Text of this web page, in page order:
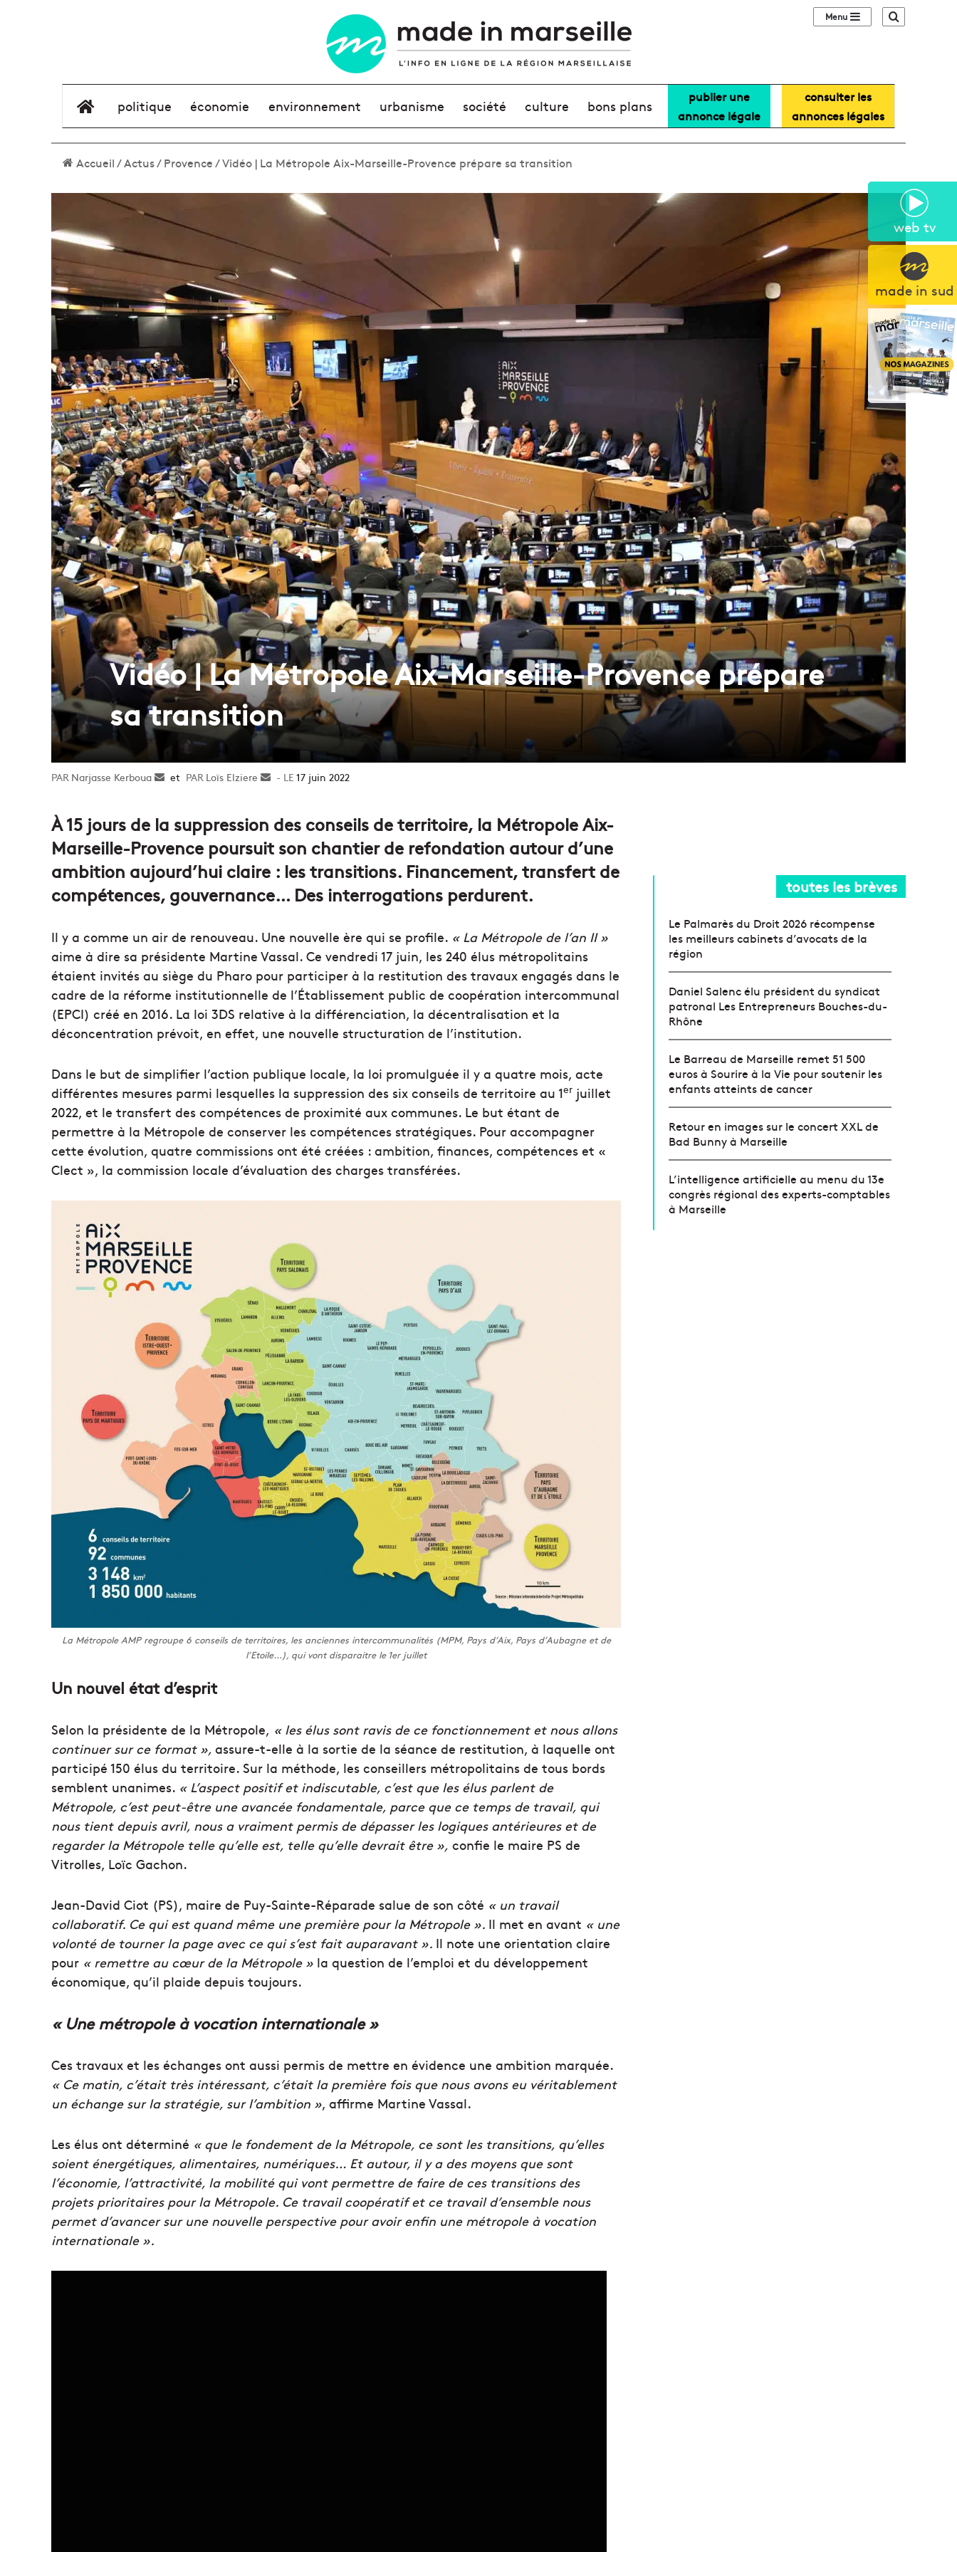
web tv
made in sud
Sidebar (barre
élément de menu
politique économie environnement urbanisme société culture bons plans
publier une
annonce légale
consulter les
annonces légales
Accueil/Actus/Provence/Vidéo | La Métropole Aix-Marseille-Provence prépare sa transition
Vidéo | La Métropole Aix-Marseille-Provence prépare
sa transition
Narjasse Kerboua
Envoyer
et Loïs Elziere
Envoyer17 juin 2022
À 15 jours de la suppression des conseils de territoire, la Métropole Aix-
Marseille-Provence poursuit son chantier de refondation autour d’une
ambition aujourd’hui claire : les transitions. Financement, transfert de
compétences, gouvernance… Des interrogations perdurent.
Il y a comme un air de renouveau. Une nouvelle ère qui se profile. « La Métropole de l’an II »
aime à dire sa présidente Martine Vassal. Ce vendredi 17 juin, les 240 élus métropolitains
étaient invités au siège du Pharo pour participer à la restitution des travaux engagés dans le
cadre de la réforme institutionnelle de l’Établissement public de coopération intercommunal
(EPCI) créé en 2016. La loi 3DS relative à la différenciation, la décentralisation et la
déconcentration prévoit, en effet, une nouvelle structuration de l’institution.
Dans le but de simplifier l’action publique locale, la loi promulguée il y a quatre mois, acte
différentes mesures parmi lesquelles la suppression des six conseils de territoire au 1er juillet
2022, et le transfert des compétences de proximité aux communes. Le but étant de
permettre à la Métropole de conserver les compétences stratégiques. Pour accompagner
cette évolution, quatre commissions ont été créées : ambition, finances, compétences et «
Clect », la commission locale d’évaluation des charges transférées.
La Métropole AMP regroupe 6 conseils de territoires, les anciennes intercommunalités (MPM, Pays d’Aix, Pays d’Aubagne et de
l’Etoile…), qui vont disparaitre le 1er juillet
Un nouvel état d’esprit
Selon la présidente de la Métropole, « les élus sont ravis de ce fonctionnement et nous allons
continuer sur ce format », assure-t-elle à la sortie de la séance de restitution, à laquelle ont
participé 150 élus du territoire. Sur la méthode, les conseillers métropolitains de tous bords
semblent unanimes. « L’aspect positif et indiscutable, c’est que les élus parlent de
Métropole, c’est peut-être une avancée fondamentale, parce que ce temps de travail, qui
nous tient depuis avril, nous a vraiment permis de dépasser les logiques antérieures et de
regarder la Métropole telle qu’elle est, telle qu’elle devrait être », confie le maire PS de
Vitrolles, Loïc Gachon.
Jean-David Ciot (PS), maire de Puy-Sainte-Réparade salue de son côté « un travail
collaboratif. Ce qui est quand même une première pour la Métropole ». Il met en avant « une
volonté de tourner la page avec ce qui s’est fait auparavant ». Il note une orientation claire
pour « remettre au cœur de la Métropole » la question de l’emploi et du développement
économique, qu’il plaide depuis toujours.
« Une métropole à vocation internationale »
Ces travaux et les échanges ont aussi permis de mettre en évidence une ambition marquée.
« Ce matin, c’était très intéressant, c’était la première fois que nous avons eu véritablement
un échange sur la stratégie, sur l’ambition », affirme Martine Vassal.
Les élus ont déterminé « que le fondement de la Métropole, ce sont les transitions, qu’elles
soient énergétiques, alimentaires, numériques… Et autour, il y a des moyens que sont
l’économie, l’attractivité, la mobilité qui vont permettre de faire de ces transitions des
projets prioritaires pour la Métropole. Ce travail coopératif et ce travail d’ensemble nous
permet d’avancer sur une nouvelle perspective pour avoir enfin une métropole à vocation
internationale ».
toutes les brèves
Le Palmarès du Droit 2026 récompense
les meilleurs cabinets d’avocats de la
région
Daniel Salenc élu président du syndicat
patronal Les Entrepreneurs Bouches-du-
Rhône
Le Barreau de Marseille remet 51 500
euros à Sourire à la Vie pour soutenir les
enfants atteints de cancer
Retour en images sur le concert XXL de
Bad Bunny à Marseille
L’intelligence artificielle au menu du 13e
congrès régional des experts-comptables
à Marseille